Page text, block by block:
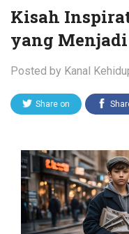
Kisah
yang Menjadi
Posted by Kanal
Share on